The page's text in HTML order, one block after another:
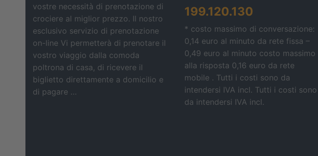
vostre necessità di prenotazione di
crociere al miglior prezzo. Il nostro
esclusivo servizio di prenotazione
on-line Vi permetterà di prenotare il
vostro viaggio dalla comoda
poltrona di casa, di ricevere il
biglietto direttamente a domicilio e
di pagare …
199.120.130
* costo massimo di conversazione:
0,14 euro al minuto da rete fissa –
0,49 euro al minuto costo massimo
alla risposta 0,16 euro da rete
mobile . Tutti i costi sono da
intendersi IVA incl. Tutti i costi sono
da intendersi IVA incl.